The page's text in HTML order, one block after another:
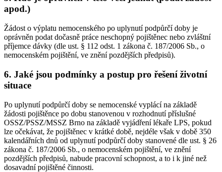
apod.)
Žádost o výplatu nemocenského po uplynutí podpůrčí doby je
oprávněn podat dočasně práce neschopný pojištěnec nebo zvláštní
příjemce dávky (dle ust. § 112 odst. 1 zákona č. 187/2006 Sb., o
nemocenském pojištění, ve znění pozdějších předpisů).
6. Jaké jsou podmínky a postup pro řešení životní
situace
Po uplynutí podpůrčí doby se nemocenské vyplácí na základě
žádosti pojištěnce po dobu stanovenou v rozhodnutí příslušné
OSSZ/PSSZ/MSSZ Brno na základě vyjádření lékaře LPS, pokud
lze očekávat, že pojištěnec v krátké době, nejdéle však v době 350
kalendářních dnů od uplynutí podpůrčí doby stanovené dle ust. § 26
zákona č. 187/2006 Sb., o nemocenském pojištění, ve znění
pozdějších předpisů, nabude pracovní schopnost, a to i k jiné než
dosavadní pojištěné činnosti.